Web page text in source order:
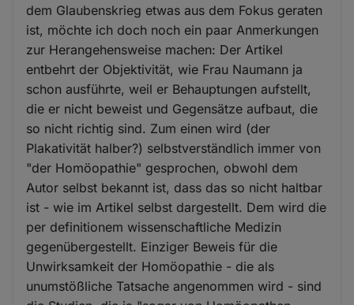
dem Glaubenskrieg etwas aus dem Fokus geraten
ist, möchte ich doch noch ein paar Anmerkungen
zur Herangehensweise machen: Der Artikel
entbehrt der Objektivität, wie Frau Naumann ja
schon ausführte, weil er Behauptungen aufstellt,
die er nicht beweist und Gegensätze aufbaut, die
so nicht richtig sind. Zum einen wird (der
Plakativität halber?) selbstverständlich immer von
"der Homöopathie" gesprochen, obwohl dem
Autor selbst bekannt ist, dass das so nicht haltbar
ist - wie im Artikel selbst dargestellt. Dem wird die
per definitionem wissenschaftliche Medizin
gegenübergestellt. Einziger Beweis für die
Unwirksamkeit der Homöopathie - die als
unumstößliche Tatsache angenommen wird - sind